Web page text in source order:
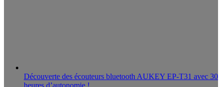
Découverte des écouteurs bluetooth AUKEY EP-T31 avec 30
heures d’autonomie !